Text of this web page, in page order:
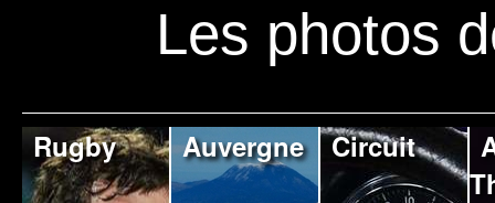
Les photos
Rugby Auvergne Circuit